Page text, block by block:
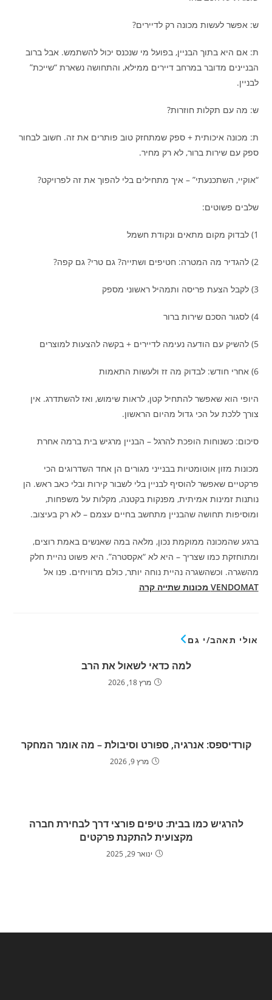
ש: אפשר לעשות מכונה רק לדיירים?
ת: אם היא בתוך הבניין, בפועל מי שנכנס יכול להשתמש. אבל ברוב
הבניינים מדובר במרחב דיירים ממילא, והתחושה נשארת “שייכת”
לבניין.
ש: מה עם תקלות חוזרות?
ת: מכונה איכותית + ספק שמתחזק טוב פותרים את זה. חשוב לבחור
ספק עם שירות ברור, לא רק מחיר.
“אוקיי, השתכנעתי” – איך מתחילים בלי להפוך את זה לפרויקט?
שלבים פשוטים:
1) לבדוק מקום מתאים ונקודת חשמל
2) להגדיר מה המטרה: חטיפים ושתייה? גם טרי? גם קפה?
3) לקבל הצעת פריסה ותמהיל ראשוני מספק
4) לסגור הסכם שירות ברור
5) להשיק עם הודעה נעימה לדיירים + בקשה להצעות למוצרים
6) אחרי חודש: לבדוק מה זז ולעשות התאמות
היופי הוא שאפשר להתחיל קטן, לראות שימוש, ואז להשתדרג. אין
צורך ללכת על הכי גדול מהיום הראשון.
סיכום: כשנוחות הופכת להרגל – הבניין מרגיש בית ברמה אחרת
מכונות מזון אוטומטיות בבנייני מגורים הן אחד השדרוגים הכי
פרקטיים שאפשר להוסיף לבניין בלי לשבור קירות ובלי כאב ראש. הן
נותנות זמינות אמיתית, מפנקות בקטנה, מקלות על משפחות,
ומוסיפות תחושה שהבניין מתחשב בחיים עצמם – לא רק בעיצוב.
ברגע שהמכונה ממוקמת נכון, מלאה במה שאנשים באמת רוצים,
ומתוחזקת כמו שצריך – היא לא “אקסטרה”. היא פשוט נהיית חלק
מהשגרה. וכשהשגרה נהיית נוחה יותר, כולם מרוויחים. פנו אל
VENDOMAT מכונות שתייה קרה
אולי תאהב/י גם
למה כדאי לשאול את הרב
מרץ 18, 2026
קורדיספס: אנרגיה, ספורט וסיבולת – מה אומר המחקר
מרץ 9, 2026
להרגיש כמו בבית: טיפים פורצי דרך לבחירת חברה
מקצועית להתקנת פרקטים
ינואר 29, 2025